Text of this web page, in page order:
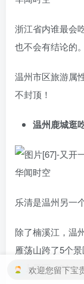
浙江省内谁最会
也不会有结论的
温州市区旅游属
不封顶！
温州鹿城逛
乐清是温州另一
除了楠溪江，温
雁荡山跨了5个
荡山景区（5A）
欢迎您留下宝